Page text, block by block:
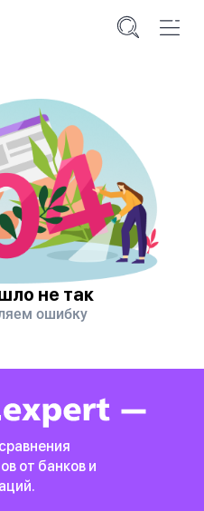
не так
ошибку
от банков и